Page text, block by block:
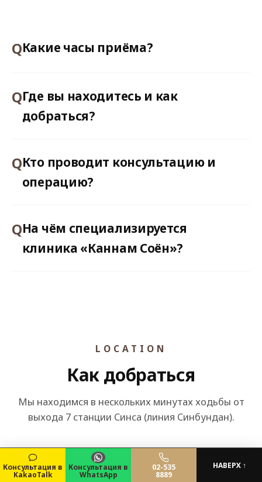
Какие часы приёма?
Где вы находитесь и как
добраться?
Кто проводит консультацию и
операцию?
На чём специализируется
клиника «Каннам Соён»?
LOCATION
Как добраться
Мы находимся в нескольких минутах ходьбы от
выхода 7 станции Синса (линия Синбундан).
Клиника пластической
Консультация в
KakaoTalk
Консультация в
WhatsApp
02-535
8889
НАВЕРХ ↑